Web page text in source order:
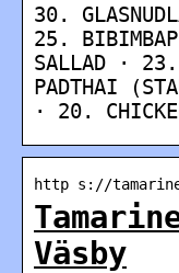
30.
25.
SALLAD ·
PADTHAI
· 20.
http s://
Väsby